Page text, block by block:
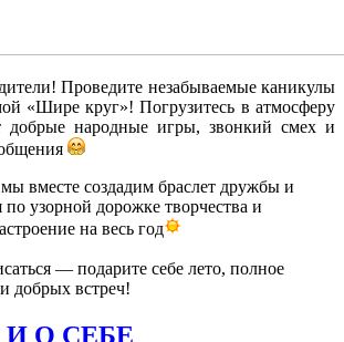
Проведите незабываемые каникулы
«Шире круг»! Погрузитесь в атмосферу
добрые народные игры, звонкий смех и
мы вместе создадим браслет дружбы и
по узорной дорожке творчества и
на весь год
— подарите себе лето, полное
добрых встреч!
О СЕБЕ